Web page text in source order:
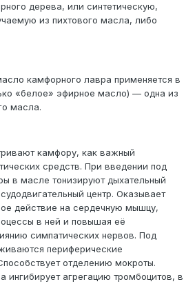
дерева, или синтетическую,
из пихтового масла, либо
камфорного лавра применяется в
«белое» эфирное масло) — одна из
масла.
камфору, как важный
средств. При введении под
в масле тонизируют дыхательный
центр. Оказывает
действие на сердечную мышцу,
в ней и повышая её
симпатических нервов. Под
периферические
отделению мокроты.
ингибирует агрегацию тромбоцитов, в